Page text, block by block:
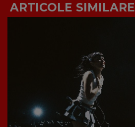
ARTICOLE SIMILARE